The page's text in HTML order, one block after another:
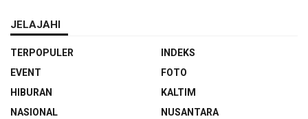
JELAJAHI
TERPOPULER
INDEKS
EVENT
FOTO
HIBURAN
KALTIM
NASIONAL
NUSANTARA